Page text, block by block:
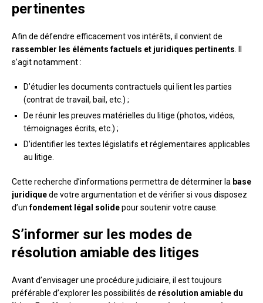
pertinentes
Afin de défendre efficacement vos intérêts, il convient de
rassembler les éléments factuels et juridiques pertinents. Il
s’agit notamment :
D’étudier les documents contractuels qui lient les parties
(contrat de travail, bail, etc.) ;
De réunir les preuves matérielles du litige (photos, vidéos,
témoignages écrits, etc.) ;
D’identifier les textes législatifs et réglementaires applicables
au litige.
Cette recherche d’informations permettra de déterminer la base
juridiquede votre argumentation et de vérifier si vous disposez
d’unfondement légal solidepour soutenir votre cause.
S’informer sur les modes de
résolution amiable des litiges
Avant d’envisager une procédure judiciaire, il est toujours
préférable d’explorer les possibilités de résolution amiable du